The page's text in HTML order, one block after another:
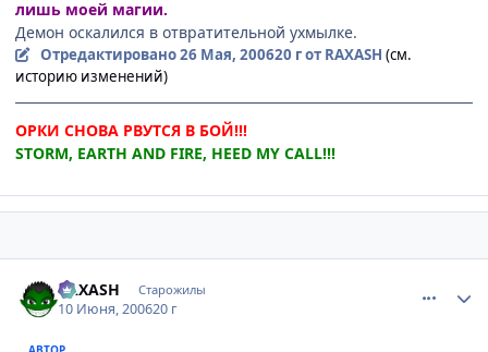
лишь моей магии.
Демон оскалился в отвратительной ухмылке.
Отредактировано26 Мая, 200620 гот RAXASH (см.
историю изменений)
ОРКИ СНОВА РВУТСЯ В БОЙ!!!
STORM, EARTH AND FIRE, HEED MY CALL!!!
RAXASH Старожилы
10 Июня, 200620 г